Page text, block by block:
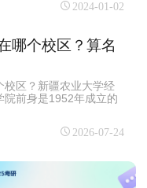
2024-01-02
哪个校区？算名
校区？新疆农业大学经
院前身是1952年成立的
2026-07-24